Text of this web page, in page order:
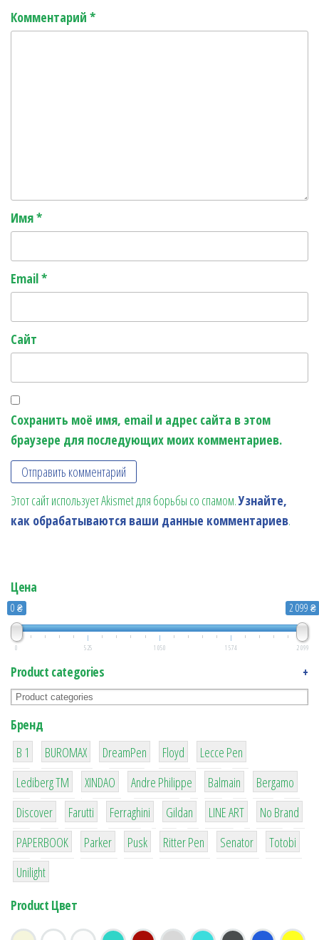
Комментарий *
Имя*
Email*
Сайт
Сохранить моё имя, email и адрес сайта в этом
браузере для последующих моих комментариев.
Этот сайт использует Akismet для борьбы со спамом.Узнайте,
как обрабатываются ваши данные комментариев.
Цена
0 ₴ 2 099 ₴
0 525 1 050 1 574 2 099
Product categories +
Бренд
B 1
1
BUROMAX
1
DreamPen
2
Floyd
2
Lecce Pen
3
Lediberg ТМ
3
XINDAO
1
Andre Philippe
4
Balmain
26
Bergamo
64
Discover
299
Farutti
4
Ferraghini
42
Gildan
4
LINE ART
90
No Brand
8
PAPERBOOK
6
Parker
2
Pusk
22
Ritter Pen
15
Senator
43
Totobi
1
Unilight
Product Цвет